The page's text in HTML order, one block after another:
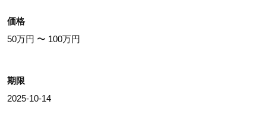
価格
50万円 〜 100万円
期限
2025-10-14